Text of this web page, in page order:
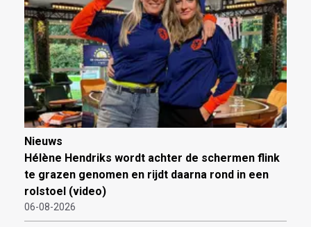
Nieuws
Hélène Hendriks wordt achter de schermen flink
te grazen genomen en rijdt daarna rond in een
rolstoel (video)
06-08-2026